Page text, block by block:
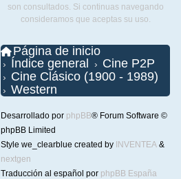
son consultados. Si continuas navegando
consideramos que aceptas su uso.
Página de inicio
Índice general
Cine P2P
Cine Clásico (1900 - 1989)
Western
Desarrollado por phpBB® Forum Software ©
phpBB Limited
Style we_clearblue created by INVENTEA &
nextgen
Traducción al español por phpBB España